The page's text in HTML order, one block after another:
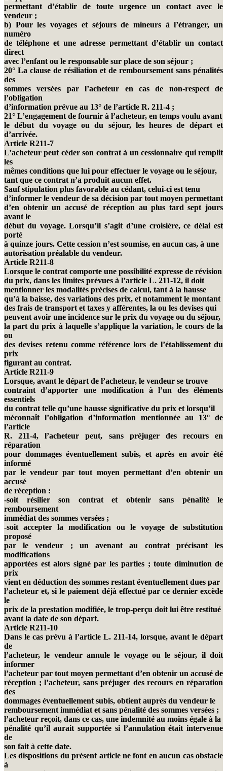
permettant d’établir de toute urgence un contact avec le
vendeur ;
b) Pour les voyages et séjours de mineurs à l’étranger, un
numéro
de téléphone et une adresse permettant d’établir un contact
direct
avec l’enfant ou le responsable sur place de son séjour ;
20° La clause de résiliation et de remboursement sans pénalités
des
sommes versées par l’acheteur en cas de non-respect de
l’obligation
d’information prévue au 13° de l’article R. 211-4 ;
21° L’engagement de fournir à l’acheteur, en temps voulu avant
le début du voyage ou du séjour, les heures de départ et
d’arrivée.
Article R211-7
L’acheteur peut céder son contrat à un cessionnaire qui remplit
les
mêmes conditions que lui pour effectuer le voyage ou le séjour,
tant que ce contrat n’a produit aucun effet.
Sauf stipulation plus favorable au cédant, celui-ci est tenu
d’informer le vendeur de sa décision par tout moyen permettant
d’en obtenir un accusé de réception au plus tard sept jours
avant le
début du voyage. Lorsqu’il s’agit d’une croisière, ce délai est
porté
à quinze jours. Cette cession n’est soumise, en aucun cas, à une
autorisation préalable du vendeur.
Article R211-8
Lorsque le contrat comporte une possibilité expresse de révision
du prix, dans les limites prévues à l’article L. 211-12, il doit
mentionner les modalités précises de calcul, tant à la hausse
qu’à la baisse, des variations des prix, et notamment le montant
des frais de transport et taxes y afférentes, la ou les devises qui
peuvent avoir une incidence sur le prix du voyage ou du séjour,
la part du prix à laquelle s’applique la variation, le cours de la
ou
des devises retenu comme référence lors de l’établissement du
prix
figurant au contrat.
Article R211-9
Lorsque, avant le départ de l’acheteur, le vendeur se trouve
contraint d’apporter une modification à l’un des éléments
essentiels
du contrat telle qu’une hausse significative du prix et lorsqu’il
méconnaît l’obligation d’information mentionnée au 13° de
l’article
R. 211-4, l’acheteur peut, sans préjuger des recours en
réparation
pour dommages éventuellement subis, et après en avoir été
informé
par le vendeur par tout moyen permettant d’en obtenir un
accusé
de réception :
-soit résilier son contrat et obtenir sans pénalité le
remboursement
immédiat des sommes versées ;
-soit accepter la modification ou le voyage de substitution
proposé
par le vendeur ; un avenant au contrat précisant les
modifications
apportées est alors signé par les parties ; toute diminution de
prix
vient en déduction des sommes restant éventuellement dues par
l’acheteur et, si le paiement déjà effectué par ce dernier excède
le
prix de la prestation modifiée, le trop-perçu doit lui être restitué
avant la date de son départ.
Article R211-10
Dans le cas prévu à l’article L. 211-14, lorsque, avant le départ
de
l’acheteur, le vendeur annule le voyage ou le séjour, il doit
informer
l’acheteur par tout moyen permettant d’en obtenir un accusé de
réception ; l’acheteur, sans préjuger des recours en réparation
des
dommages éventuellement subis, obtient auprès du vendeur le
remboursement immédiat et sans pénalité des sommes versées ;
l’acheteur reçoit, dans ce cas, une indemnité au moins égale à la
pénalité qu’il aurait supportée si l’annulation était intervenue
de
son fait à cette date.
Les dispositions du présent article ne font en aucun cas obstacle
à